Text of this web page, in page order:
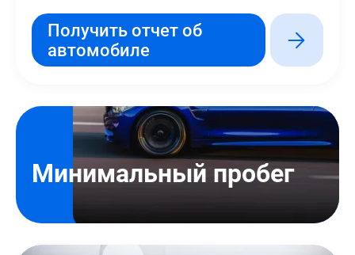
Получить отчет об
автомобиле
Минимальный пробег